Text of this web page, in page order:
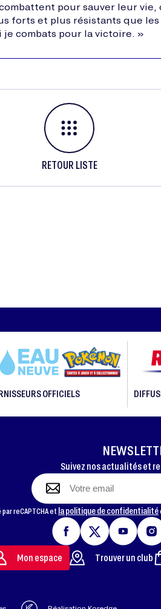
pour sauver leur vie,
forts et plus résistants que les
je combats pour la victoire. »
RETOUR LISTE
OFFICIELS
Suivez nos actualités et
reCAPTCHA et la politique de confidentialité
Mon espace Trouver un club